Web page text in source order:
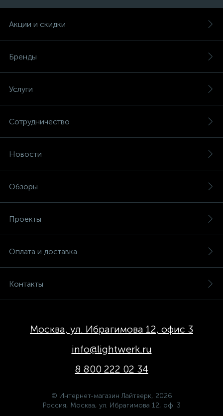
Акции и скидки
Бренды
Услуги
Сотрудничество
Новости
Обзоры
Проекты
Оплата и доставка
Контакты
Москва, ул. Ибрагимова 12, офис 3
info@lightwerk.ru
8 800 222 02 34
© Интернет-магазин Лайтверк, 2026
Россия, Москва, ул. Ибрагимова 12, оф. 3